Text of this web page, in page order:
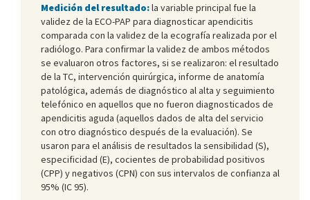
Medición del resultado:la variable principal fue la
validez de la ECO-PAP para diagnosticar apendicitis
comparada con la validez de la ecografía realizada por el
radiólogo. Para confirmar la validez de ambos métodos
se evaluaron otros factores, si se realizaron: el resultado
de la TC, intervención quirúrgica, informe de anatomía
patológica, además de diagnóstico al alta y seguimiento
telefónico en aquellos que no fueron diagnosticados de
apendicitis aguda (aquellos dados de alta del servicio
con otro diagnóstico después de la evaluación). Se
usaron para el análisis de resultados la sensibilidad (S),
especificidad (E), cocientes de probabilidad positivos
(CPP) y negativos (CPN) con sus intervalos de confianza al
95% (IC 95).